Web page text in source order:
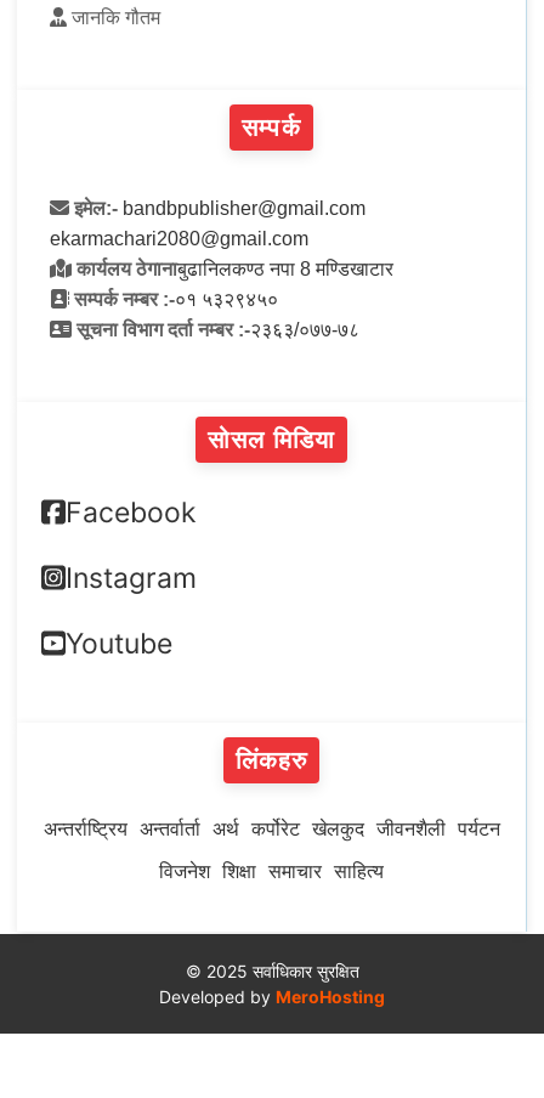
जानकि गौतम
सम्पर्क
इमेल:- bandbpublisher@gmail.com
ekarmachari2080@gmail.com
कार्यलय ठेगानाबुढानिलकण्ठ नपा 8 मण्डिखाटार
सम्पर्क नम्बर :-०१ ५३२९४५०
सूचना विभाग दर्ता नम्बर :-२३६३/०७७-७८
सोसल मिडिया
Facebook
Instagram
Youtube
लिंकहरु
अन्तर्राष्ट्रिय अन्तर्वार्ता अर्थ कर्पोरेट खेलकुद जीवनशैली पर्यटन
विजनेश शिक्षा समाचार साहित्य
© 2025 सर्वाधिकार सुरक्षित
Developed by MeroHosting